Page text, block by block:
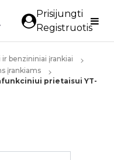
Prisijungti
Registruotis
benzininiai įrankiai
įrankiams
prietaisui YT-